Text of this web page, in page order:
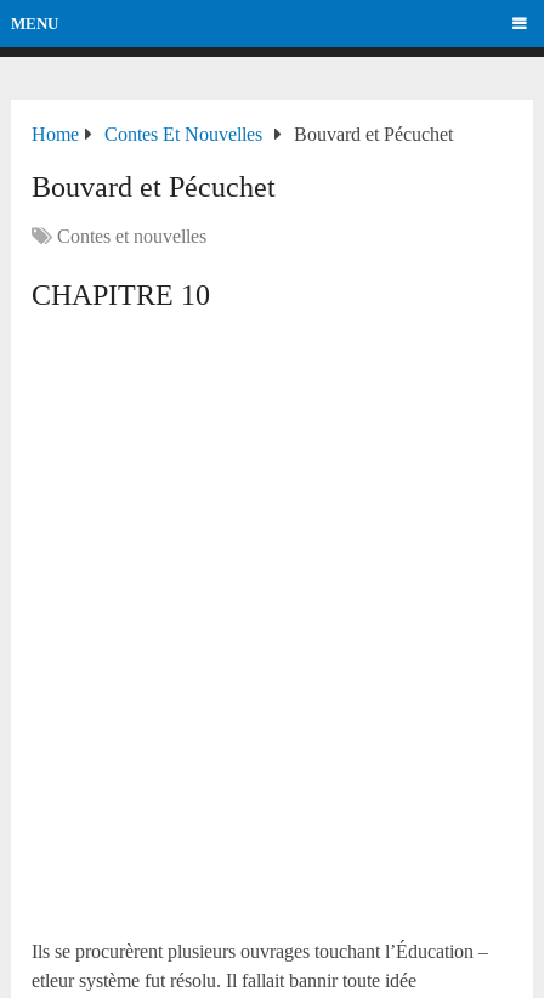
MENU
Home Contes Et Nouvelles Bouvard et Pécuchet
Bouvard et Pécuchet
Contes et nouvelles
CHAPITRE 10
Ils se procurèrent plusieurs ouvrages touchant l’Éducation –
etleur système fut résolu. Il fallait bannir toute idée